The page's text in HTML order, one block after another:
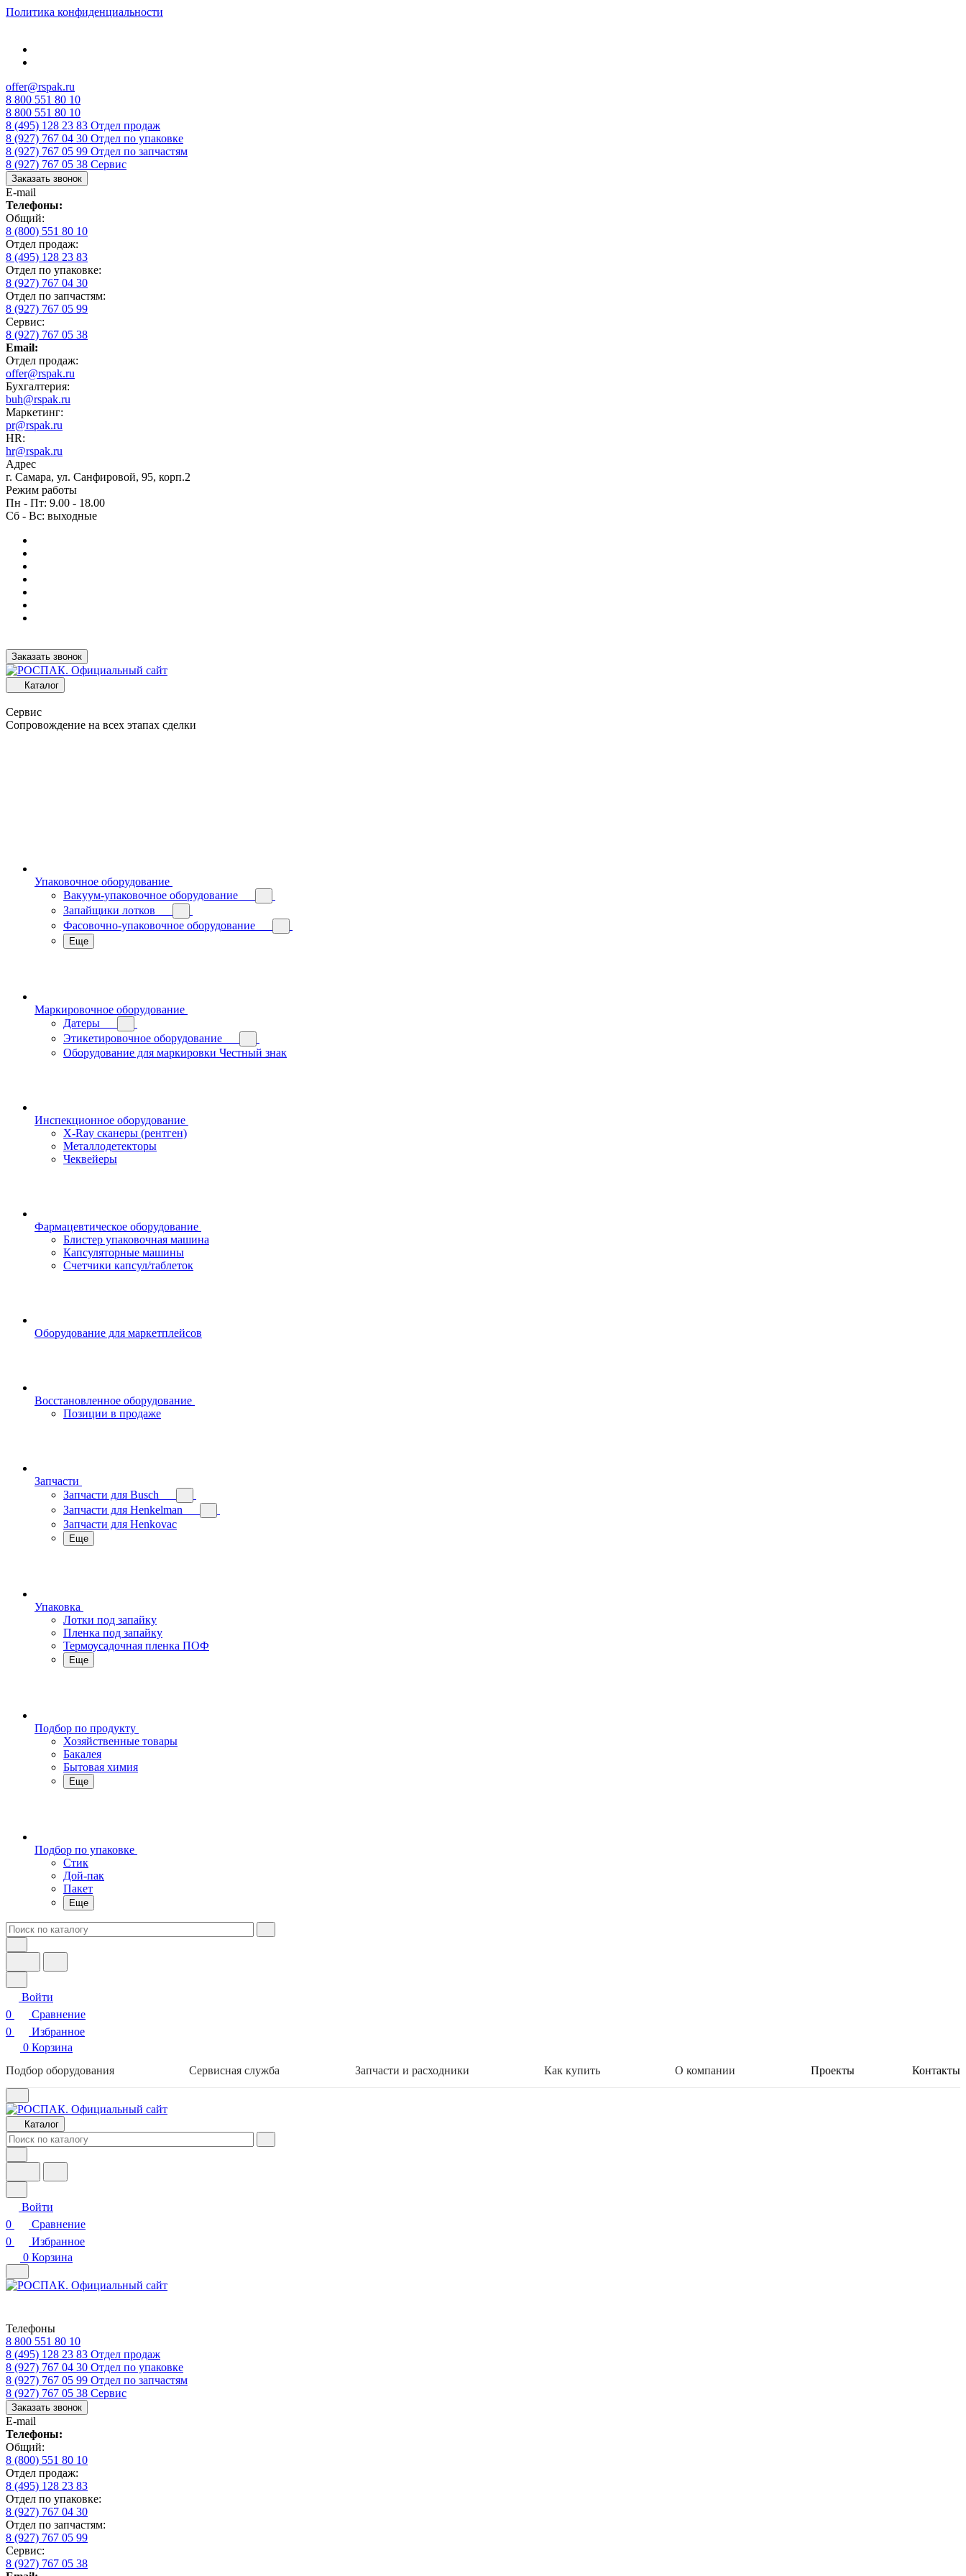
Политика конфиденциальности
offer@rspak.ru
8 800 551 80 10
8 800 551 80 10
8 (495) 128 23 83 Отдел продаж
8 (927) 767 04 30 Отдел по упаковке
8 (927) 767 05 99 Отдел по запчастям
8 (927) 767 05 38 Сервис
Заказать звонок
E-mail
Телефоны:
Общий:
8 (800) 551 80 10
Отдел продаж:
8 (495) 128 23 83
Отдел по упаковке:
8 (927) 767 04 30
Отдел по запчастям:
8 (927) 767 05 99
Сервис:
8 (927) 767 05 38
Email:
Отдел продаж:
offer@rspak.ru
Бухгалтерия:
buh@rspak.ru
Маркетинг:
pr@rspak.ru
HR:
hr@rspak.ru
Адрес
г. Самара, ул. Санфировой, 95, корп.2
Режим работы
Пн - Пт: 9.00 - 18.00
Сб - Вс: выходные
Заказать звонок
Каталог
Сервис
Сопровождение на всех этапах сделки
Упаковочное оборудование
Вакуум-упаковочное оборудование
Запайщики лотков
Фасовочно-упаковочное оборудование
Еще
Маркировочное оборудование
Датеры
Этикетировочное оборудование
Оборудование для маркировки Честный знак
Инспекционное оборудование
X-Ray сканеры (рентген)
Металлодетекторы
Чеквейеры
Фармацевтическое оборудование
Блистер упаковочная машина
Капсуляторные машины
Счетчики капсул/таблеток
Оборудование для маркетплейсов
Восстановленное оборудование
Позиции в продаже
Запчасти
Запчасти для Busch
Запчасти для Henkelman
Запчасти для Henkovac
Еще
Упаковка
Лотки под запайку
Пленка под запайку
Термоусадочная пленка ПОФ
Еще
Подбор по продукту
Хозяйственные товары
Бакалея
Бытовая химия
Еще
Подбор по упаковке
Стик
Дой-пак
Пакет
Еще
Войти
0
Сравнение
0
Избранное
0 Корзина
Подбор оборудования
Сервисная служба Запчасти и расходники Как купить О компании Проекты Контакты
Каталог
Войти
0
Сравнение
0
Избранное
0 Корзина
Телефоны
8 800 551 80 10
8 (495) 128 23 83 Отдел продаж
8 (927) 767 04 30 Отдел по упаковке
8 (927) 767 05 99 Отдел по запчастям
8 (927) 767 05 38 Сервис
Заказать звонок
E-mail
Телефоны:
Общий:
8 (800) 551 80 10
Отдел продаж:
8 (495) 128 23 83
Отдел по упаковке:
8 (927) 767 04 30
Отдел по запчастям:
8 (927) 767 05 99
Сервис:
8 (927) 767 05 38